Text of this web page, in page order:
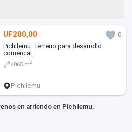
UF200,00
0
Pichilemu. Terreno para desarrollo
comercial.
4065 m2
Pichilemu
en arriendo en Pichilemu,